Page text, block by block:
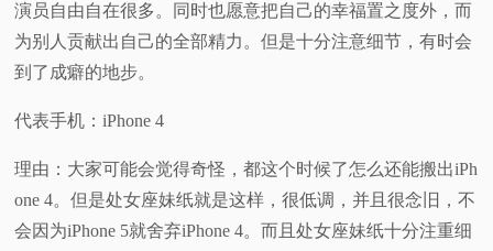
演员自由自在很多。同时也愿意把自己的幸福置之度外，而
为别人贡献出自己的全部精力。但是十分注意细节，有时会
到了成癖的地步。
代表手机：iPhone 4
理由：大家可能会觉得奇怪，都这个时候了怎么还能搬出iPh
one 4。但是处女座妹纸就是这样，很低调，并且很念旧，不
会因为iPhone 5就舍弃iPhone 4。而且处女座妹纸十分注重细